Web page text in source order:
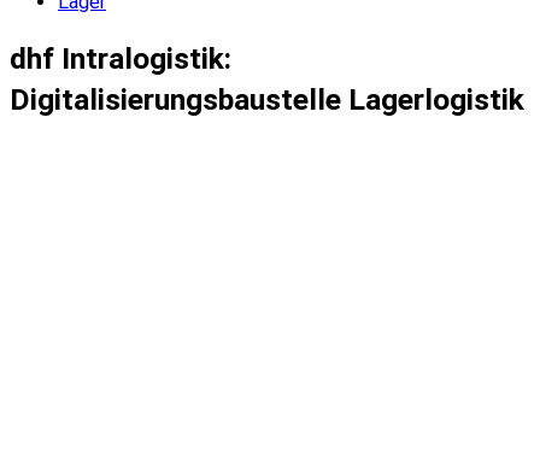
dhf Intralogistik:
Digitalisierungsbaustelle Lagerlogistik